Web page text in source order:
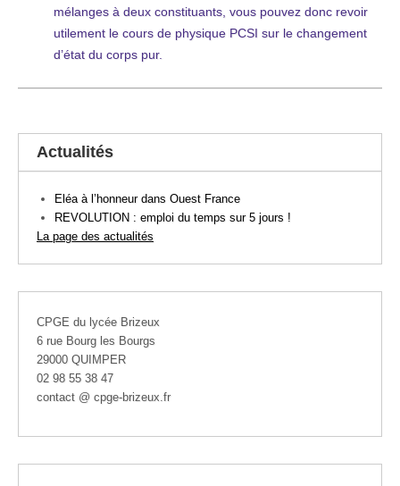
mélanges à deux constituants, vous pouvez donc revoir
utilement le cours de physique PCSI sur le changement
d’état du corps pur.
Actualités
Eléa à l’honneur dans Ouest France
REVOLUTION : emploi du temps sur 5 jours !
La page des actualités
CPGE du lycée Brizeux
6 rue Bourg les Bourgs
29000 QUIMPER
02 98 55 38 47
contact @ cpge-brizeux.fr